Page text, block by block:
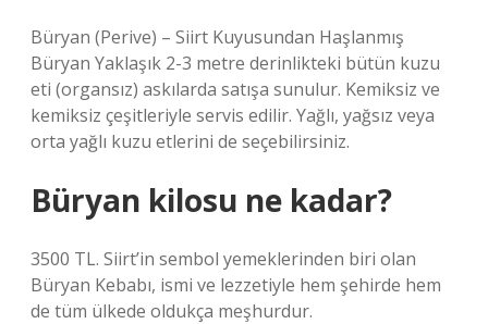
Büryan (Perive) – Siirt Kuyusundan Haşlanmış
Büryan Yaklaşık 2-3 metre derinlikteki bütün kuzu
eti (organsız) askılarda satışa sunulur. Kemiksiz ve
kemiksiz çeşitleriyle servis edilir. Yağlı, yağsız veya
orta yağlı kuzu etlerini de seçebilirsiniz.
Büryan kilosu ne kadar?
3500 TL. Siirt’in sembol yemeklerinden biri olan
Büryan Kebabı, ismi ve lezzetiyle hem şehirde hem
de tüm ülkede oldukça meşhurdur.